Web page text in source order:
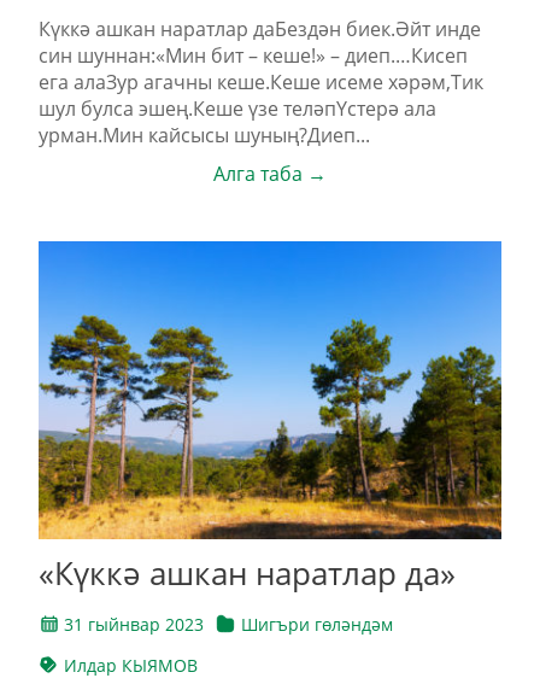
Күккә ашкан наратлар даБездән биек.Әйт инде
син шуннан:«Мин бит – кеше!» – диеп.…Кисеп
ега алаЗур агачны кеше.Кеше исеме хәрәм,Тик
шул булса эшең.Кеше үзе теләпҮстерә ала
урман.Мин кайсысы шуның?Диеп...
Алга таба →
«Күккә ашкан наратлар да»
31 гыйнвар 2023
Шигъри гөләндәм
Илдар КЫЯМОВ